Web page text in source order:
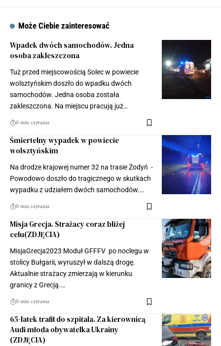
Może Ciebie zainteresować
Wpadek dwóch samochodów. Jedna
osoba zakleszczona
Tuż przed miejscowością Solec w powiecie
wolsztyńskim doszło do wpadku dwóch
samochodów. Jedna osoba została
zakleszczona. Na miejscu pracują już…
0 min czytania
Śmiertelny wypadek w powiecie
wolsztyńskim
Na drodze krajowej numer 32 na trasie Żodyń -
Powodowo doszło do tragicznego w skutkach
wypadku z udziałem dwóch samochodów.…
0 min czytania
Misja Grecja. Strażacy coraz bliżej
celu(ZDJĘCIA)
MisjaGrecja2023 Moduł GFFFV po noclegu w
stolicy Bułgarii, wyruszył w dalszą drogę.
Aktualnie strażacy zmierzają w kierunku
granicy z Grecją.…
0 min czytania
65-latek trafił do szpitala. Za kierownicą
Audi młoda obywatelka Ukrainy
(ZDJĘCIA)